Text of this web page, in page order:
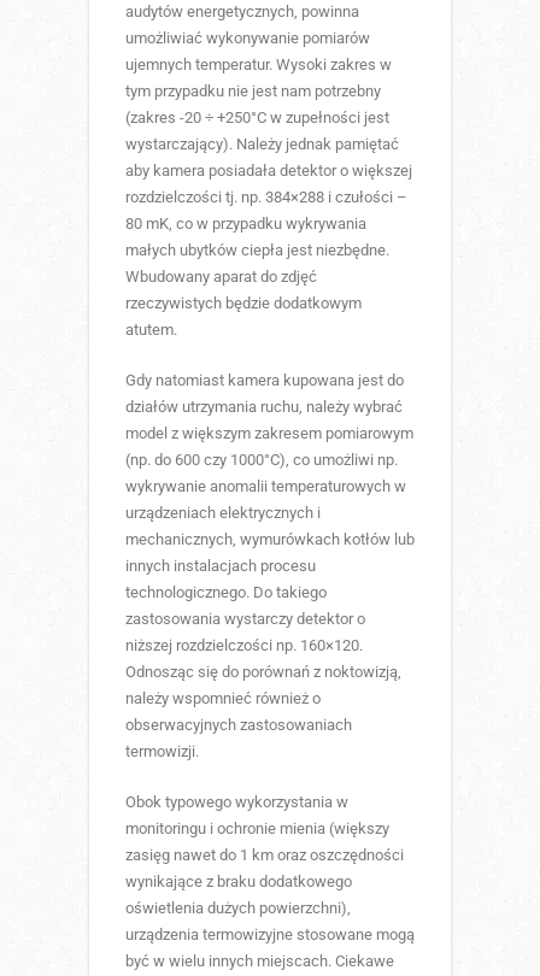
audytów energetycznych, powinna
umożliwiać wykonywanie pomiarów
ujemnych temperatur. Wysoki zakres w
tym przypadku nie jest nam potrzebny
(zakres -20 ÷ +250°C w zupełności jest
wystarczający). Należy jednak pamiętać
aby kamera posiadała detektor o większej
rozdzielczości tj. np. 384×288 i czułości –
80 mK, co w przypadku wykrywania
małych ubytków ciepła jest niezbędne.
Wbudowany aparat do zdjęć
rzeczywistych będzie dodatkowym
atutem.
Gdy natomiast kamera kupowana jest do
działów utrzymania ruchu, należy wybrać
model z większym zakresem pomiarowym
(np. do 600 czy 1000°C), co umożliwi np.
wykrywanie anomalii temperaturowych w
urządzeniach elektrycznych i
mechanicznych, wymurówkach kotłów lub
innych instalacjach procesu
technologicznego. Do takiego
zastosowania wystarczy detektor o
niższej rozdzielczości np. 160×120.
Odnosząc się do porównań z noktowizją,
należy wspomnieć również o
obserwacyjnych zastosowaniach
termowizji.
Obok typowego wykorzystania w
monitoringu i ochronie mienia (większy
zasięg nawet do 1 km oraz oszczędności
wynikające z braku dodatkowego
oświetlenia dużych powierzchni),
urządzenia termowizyjne stosowane mogą
być w wielu innych miejscach. Ciekawe